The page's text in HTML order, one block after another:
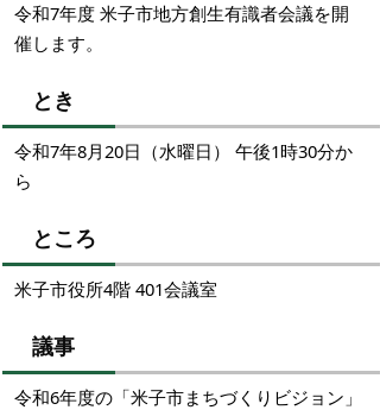
令和7年度 米子市地方創生有識者会議を開
催します。
とき
令和7年8月20日（水曜日） 午後1時30分か
ら
ところ
米子市役所4階 401会議室
議事
令和6年度の「米子市まちづくりビジョン」